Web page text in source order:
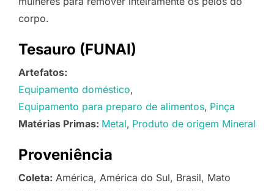
corpo.
Tesauro (FUNAI)
Artefatos:
Equipamento doméstico
Equipamento para preparo de alimentos Pinça
Matérias Primas: Metal Produto de origem Mineral
Proveniência
Coleta: América, América do Sul, Brasil, Mato